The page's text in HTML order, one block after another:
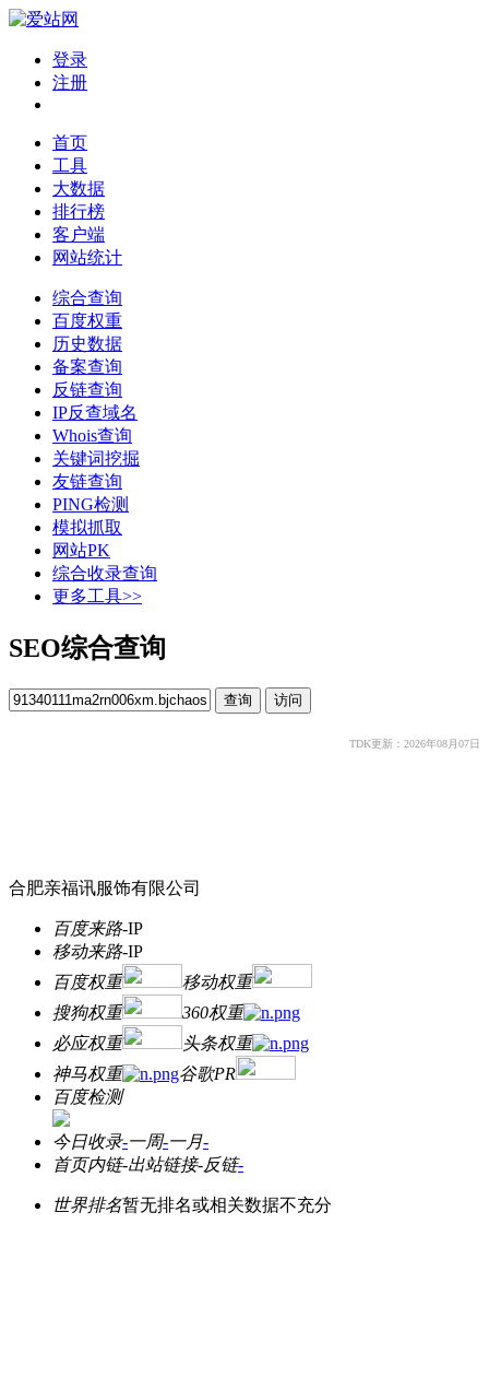
登录
注册
首页
工具
大数据
排行榜
客户端
网站统计
综合查询
百度权重
历史数据
备案查询
反链查询
IP反查域名
Whois查询
关键词挖掘
友链查询
PING检测
模拟抓取
网站PK
综合收录查询
更多工具>>
SEO综合查询
TDK更新：2026年08月07日
合肥亲福讯服饰有限公司
百度来路-IP
移动来路-IP
百度权重
移动权重
搜狗权重
360权重
必应权重
头条权重
神马权重
谷歌PR
百度检测
今日收录-一周-一月-
首页内链-出站链接-反链-
世界排名暂无排名或相关数据不充分